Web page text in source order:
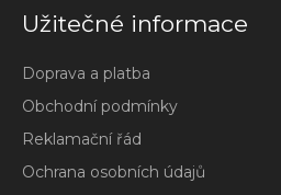
Užitečné informace
Doprava a platba
Obchodní podmínky
Reklamační řád
Ochrana osobních údajů